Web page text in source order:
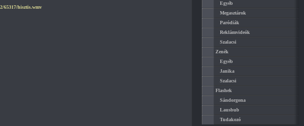
65317/hisztis.wmv
Egyéb
Megasztárok
Paródiák
Reklámvideók
Szalacsi
Zenék
Egyéb
Janika
Szalacsi
Flashek
Sándorgona
Lausbub
Tudakozó